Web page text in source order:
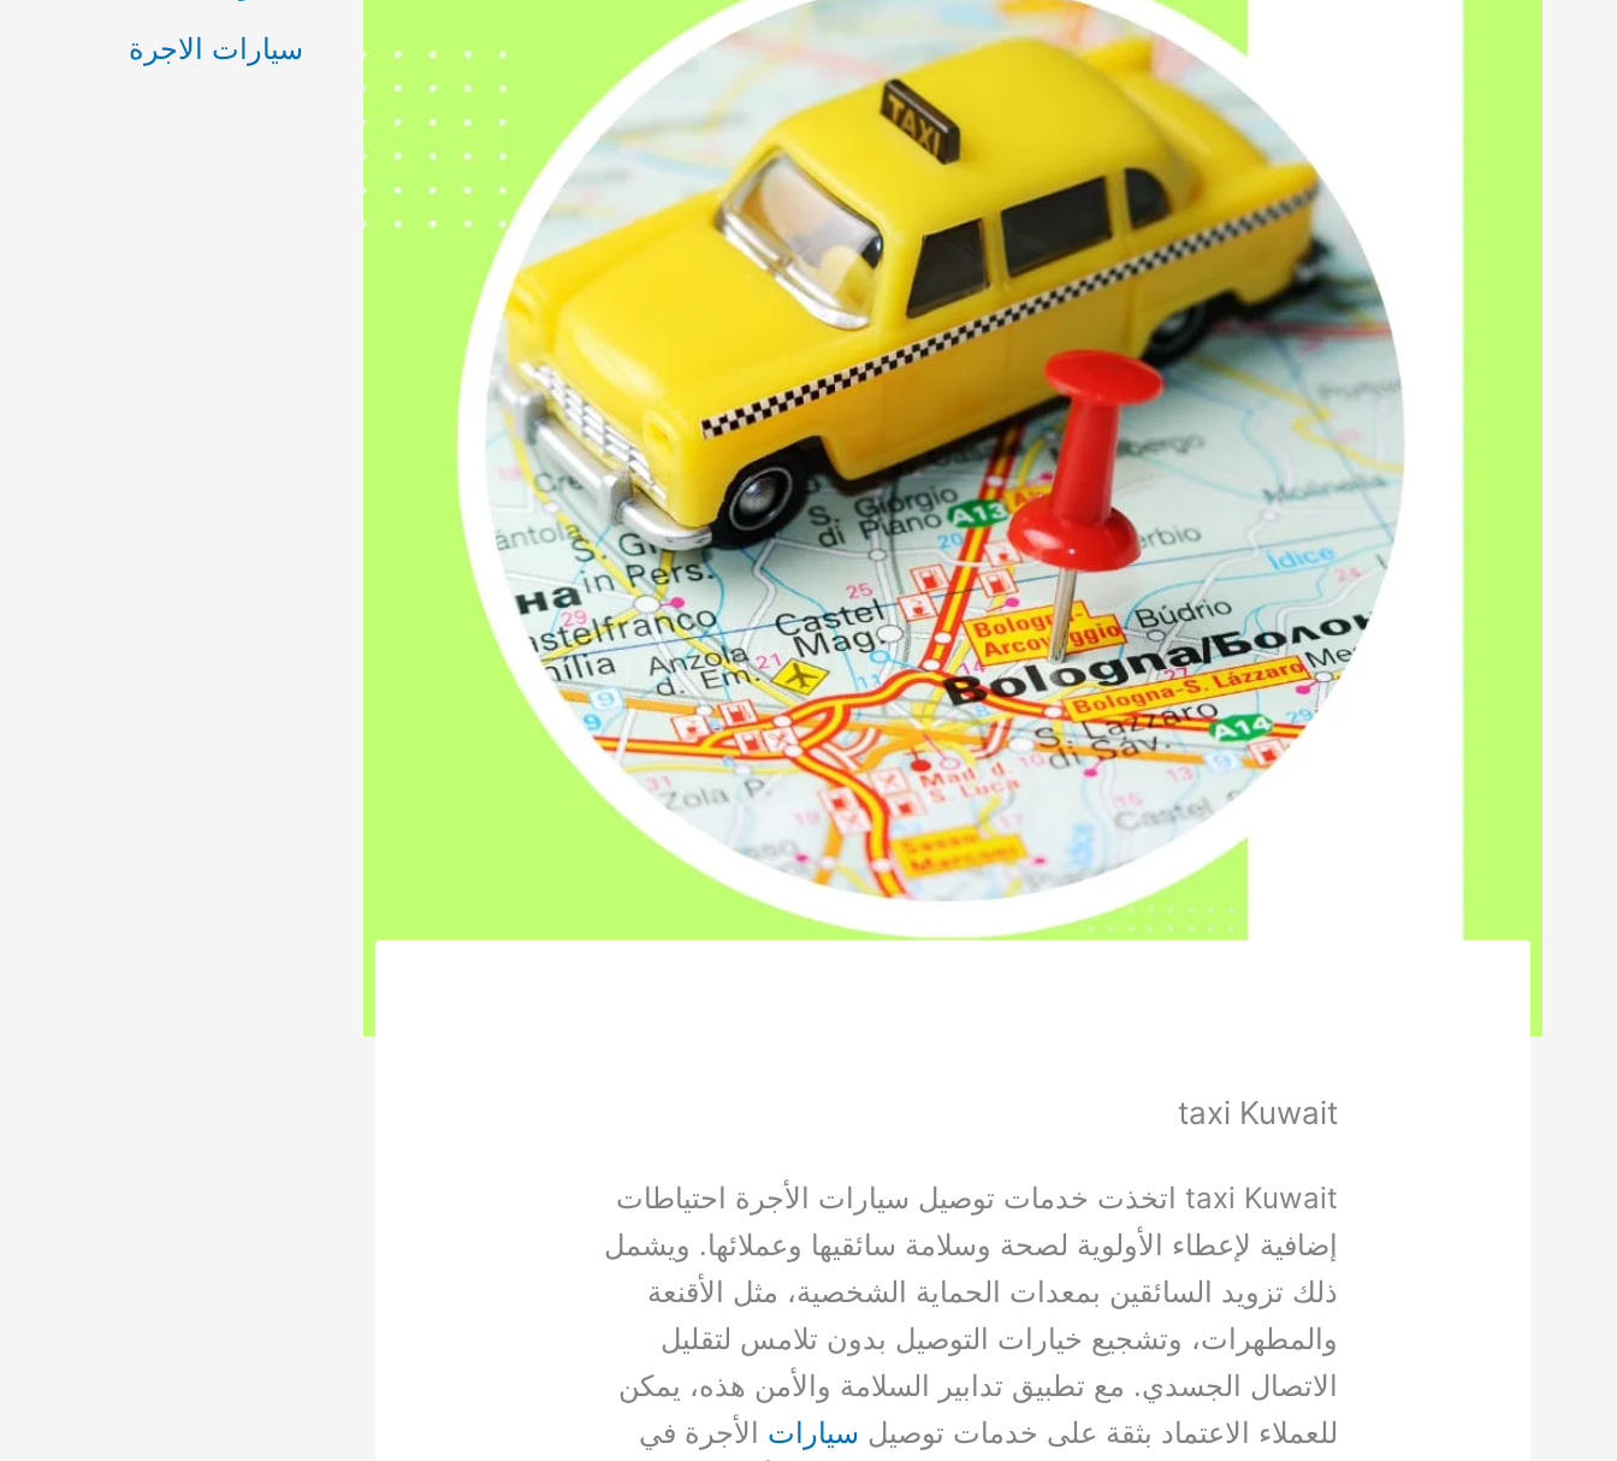
taxi Kuwait
taxi Kuwait اتخذت خدمات توصيل سيارات الأجرة احتياطات
إضافية لإعطاء الأولوية لصحة وسلامة سائقيها وعملائها. ويشمل
ذلك تزويد السائقين بمعدات الحماية الشخصية، مثل الأقنعة
والمطهرات، وتشجيع خيارات التوصيل بدون تلامس لتقليل
الاتصال الجسدي. مع تطبيق تدابير السلامة والأمن هذه، يمكن
للعملاء الاعتماد بثقة على خدمات توصيل سيارات الأجرة في
ن
سيارات الاجرة